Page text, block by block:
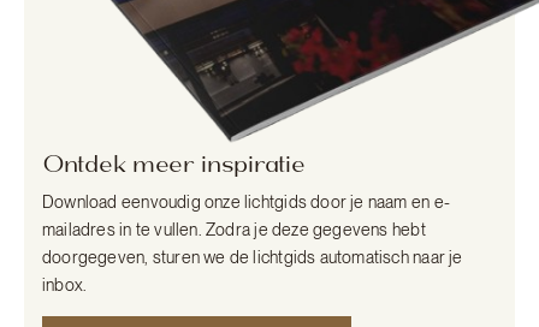
Ontdek meer inspiratie
Download eenvoudig onze lichtgids door je naam en e-
mailadres in te vullen. Zodra je deze gegevens hebt
doorgegeven, sturen we de lichtgids automatisch naar je
inbox.